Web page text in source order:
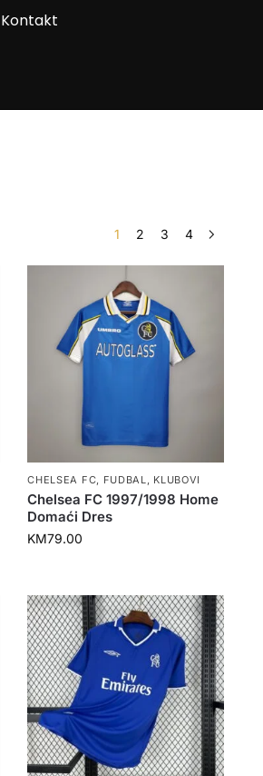
Kontakt
1 2 3 4
CHELSEA FC FUDBAL KLUBOVI
Chelsea FC 1997/1998 Home
Domaći Dres
KM79.00